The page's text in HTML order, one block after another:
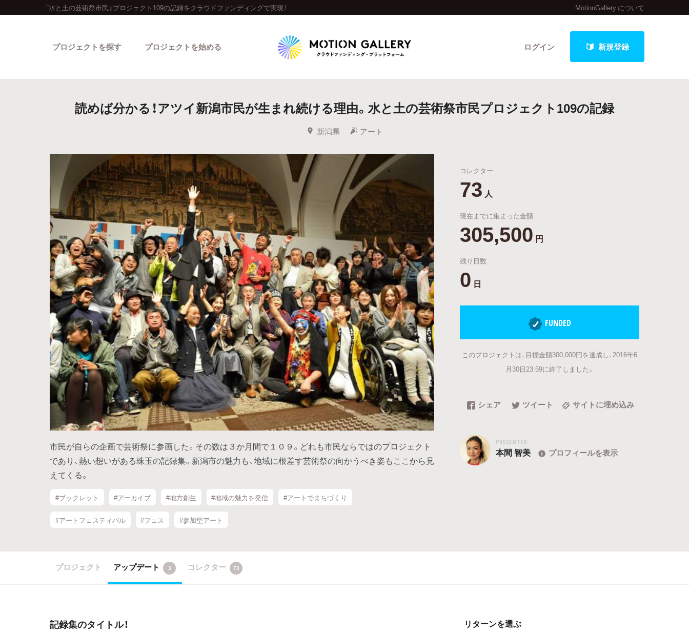
『水と土の芸術祭市民』プロジェクト109の記録をクラウドファンディングで実現！ MotionGallery について
ログイン 新規登録
プロジェクトを探す
人気のプロジェクト 新着プロジェクト 終了間近のプロジェクト
Feature
カテゴリーから探す タグから探す キュレーターから探す 最新進捗報告から探す
Legendary
最新達成プロジェクト 調達額が大きいプロジェクト
プロジェクトを始める
読めば分かる！アツイ新潟市民が生まれ続ける理由。水と土の芸術祭市民プロジェクト109の記録
新潟県 アート
市民が自らの企画で芸術祭に参画した。その数は３か月間で１０９。どれも市民ならではのプロジェクト
であり、熱い想いがある珠玉の記録集。新潟市の魅力も、地域に根差す芸術祭の向かうべき姿もここから見
えてくる。
#ブックレット #アーカイブ #地方創生 #地域の魅力を発信 #アートでまちづくり
#アートフェスティバル #フェス #参加型アート
コレクター
73 人
現在までに集まった金額
305,500 円
残り日数
0 日
FUNDED
このプロジェクトは、目標金額300,000円を達成し、2016年6
月30日23:59に終了しました。
シェア ツイート サイトに埋め込み
PRESENTER
本間 智美 プロフィールを表示
プロジェクト アップデート 3 コレクター 73
記録集のタイトル！ リターンを選ぶ